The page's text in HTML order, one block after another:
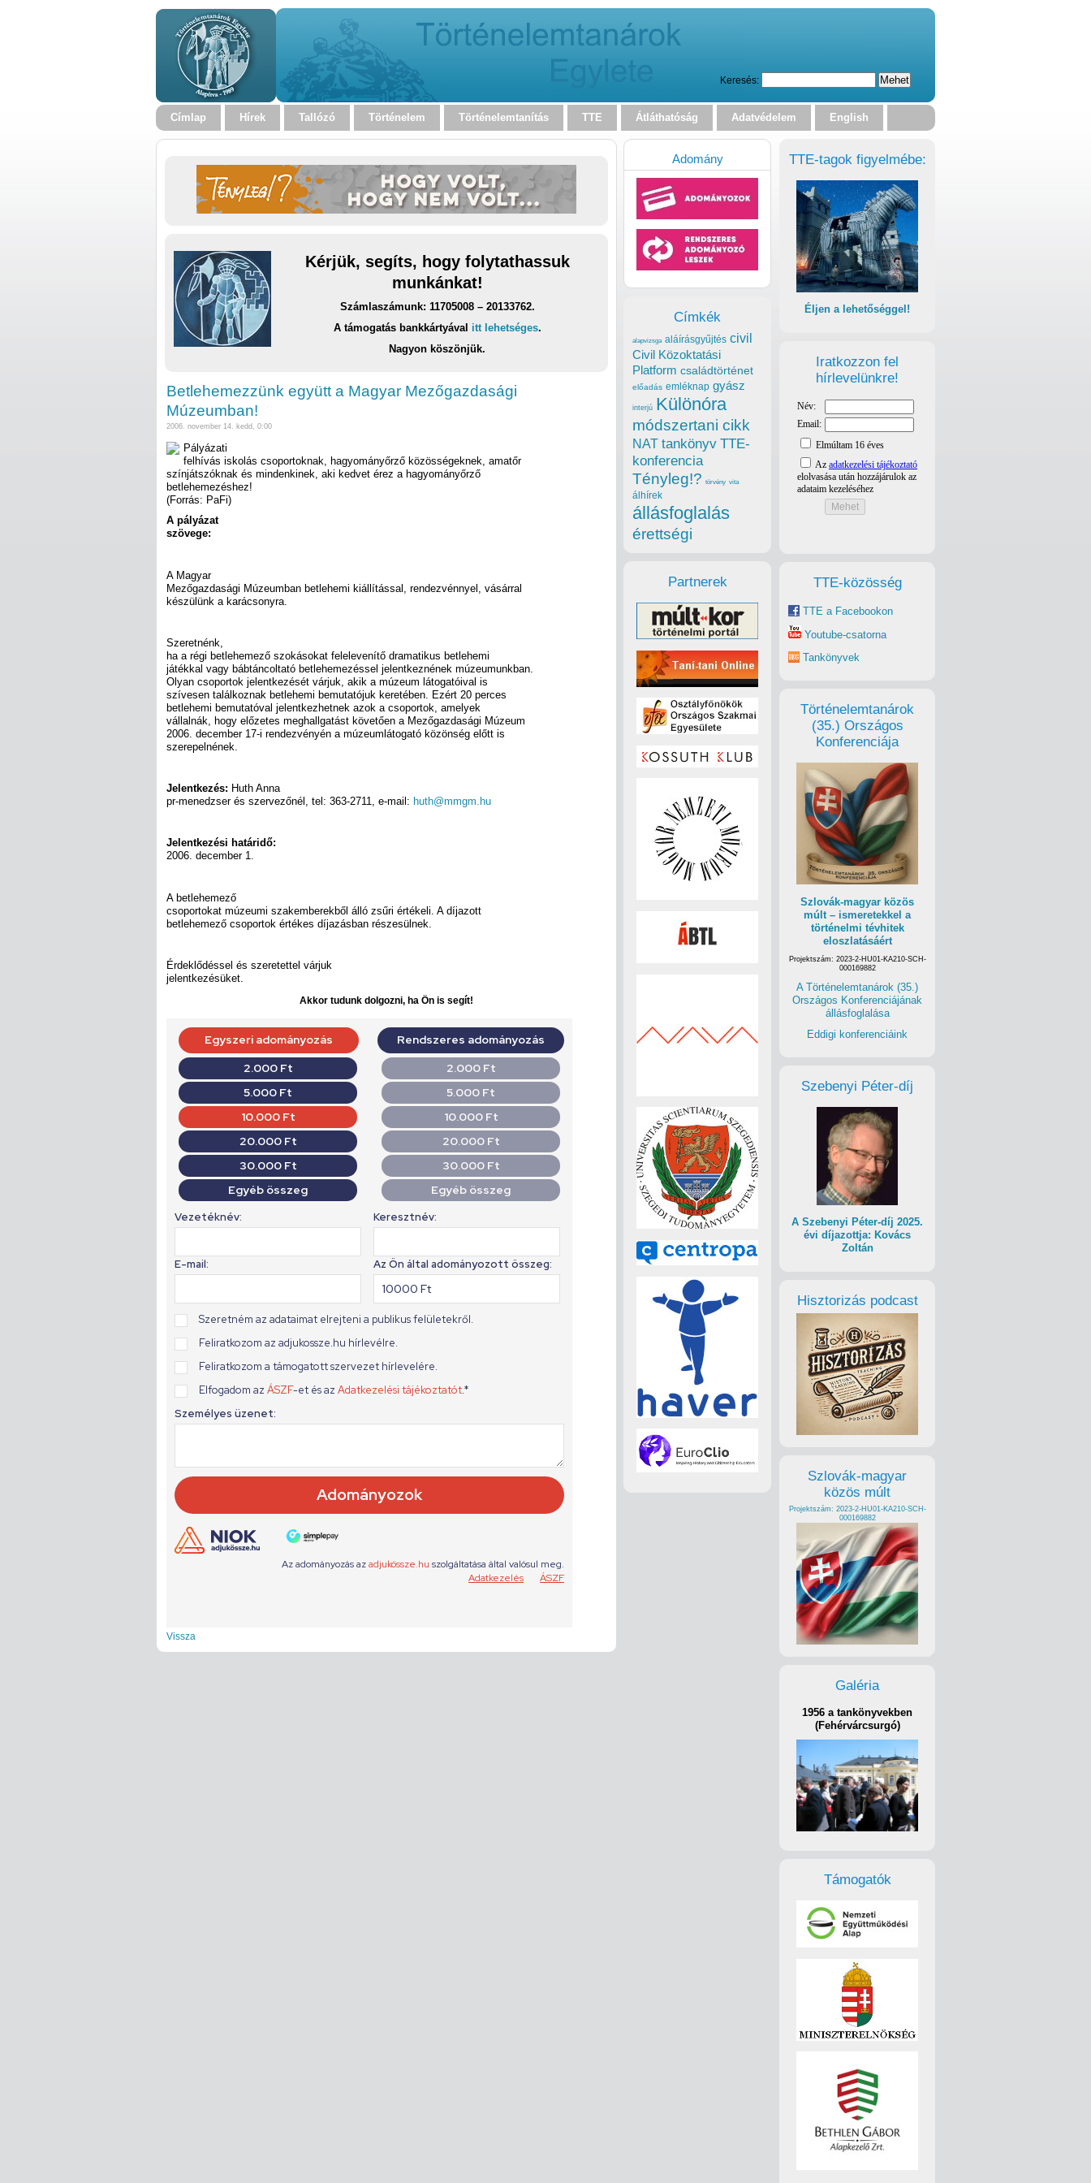
Keresés:
Címlap Hírek Tallózó Történelem Történelemtanítás TTE Átláthatóság Adatvédelem English
Kérjük, segíts, hogy folytathassuk
munkánkat!
Számlaszámunk: 11705008 – 20133762.
A támogatás bankkártyával itt lehetséges.
Nagyon köszönjük.
Betlehemezzünk együtt a Magyar Mezőgazdasági
Múzeumban!
2006. november 14. kedd, 0:00
Pályázati
felhívás iskolás csoportoknak, hagyományőrző közösségeknek, amatőr
színjátszóknak és mindenkinek, aki kedvet érez a hagyományőrző
betlehemezéshez!
(Forrás: PaFi)
A pályázat
szövege:
A Magyar
Mezőgazdasági Múzeumban betlehemi kiállítással, rendezvénnyel, vásárral
készülünk a karácsonyra.
Szeretnénk,
ha a régi betlehemező szokásokat felelevenítő dramatikus betlehemi
játékkal vagy bábtáncoltató betlehemezéssel jelentkeznének múzeumunkban.
Olyan csoportok jelentkezését várjuk, akik a múzeum látogatóival is
szívesen találkoznak betlehemi bemutatójuk keretében. Ezért 20 perces
betlehemi bemutatóval jelentkezhetnek azok a csoportok, amelyek
vállalnák, hogy előzetes meghallgatást követően a Mezőgazdasági Múzeum
2006. december 17-i rendezvényén a múzeumlátogató közönség előtt is
szerepelnének.
Jelentkezés: Huth Anna
pr-menedzser és szervezőnél, tel: 363-2711, e-mail: huth@mmgm.hu
Jelentkezési határidő:
2006. december 1.
A betlehemező
csoportokat múzeumi szakemberekből álló zsűri értékeli. A díjazott
betlehemező csoportok értékes díjazásban részesülnek.
Érdeklődéssel és szeretettel várjuk
jelentkezésüket.
Akkor tudunk dolgozni, ha Ön is segít!
Vissza
TTE-tagok figyelmébe:
Éljen a lehetőséggel!
Iratkozzon fel
hírlevelünkre!
TTE-közösség
TTE a Facebookon
Youtube-csatorna
Tankönyvek
Történelemtanárok
(35.) Országos
Konferenciája
Szlovák-magyar közös
múlt – ismeretekkel a
történelmi tévhitek
eloszlatásáért
Projektszám: 2023-2-HU01-KA210-SCH-
000169882
A Történelemtanárok (35.)
Országos Konferenciájának
állásfoglalása
Eddigi konferenciáink
Szebenyi Péter-díj
A Szebenyi Péter-díj 2025.
évi díjazottja: Kovács
Zoltán
Hisztorizás podcast
Szlovák-magyar
közös múlt
Projektszám: 2023-2-HU01-KA210-SCH-
000169882
Galéria
1956 a tankönyvekben
(Fehérvárcsurgó)
Támogatók
Adomány
Címkék
alapvizsga aláírásgyűjtés civil
Civil Közoktatási
Platform családtörténet
előadás emléknap gyász
interjú Különóra
módszertani cikk
NAT tankönyv TTE-
konferencia
Tényleg!? törvény vita
álhírek
állásfoglalás
érettségi
Partnerek